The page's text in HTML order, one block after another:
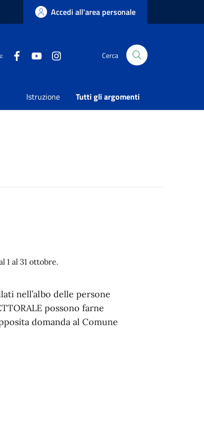
Accedi all'area personale
FacebookYoutube Cerca
Istruzione Tutti gli argomenti
1 al 31 ottobre.
nell’albo delle persone
possono farne
domanda al Comune